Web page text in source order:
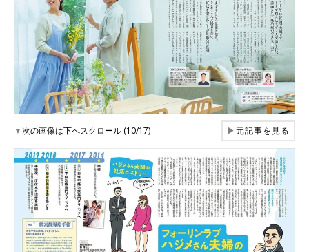
▼次の画像は下へスクロール (10/17) ▶元記事を見る